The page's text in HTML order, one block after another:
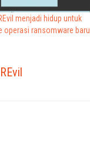
menjadi hidup untuk
operasi ransomware baru